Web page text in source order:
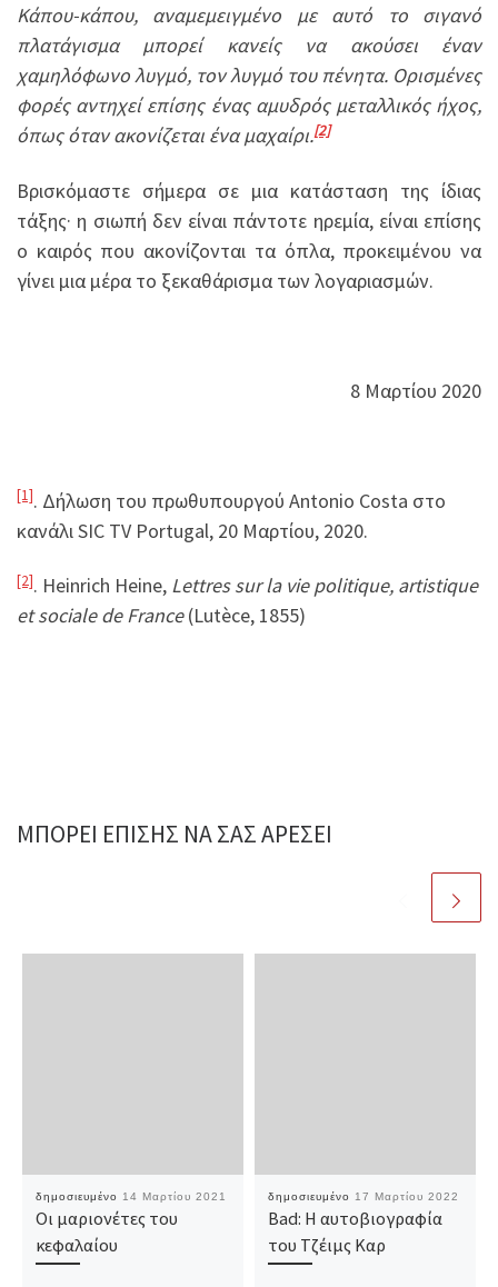
Κάπου-κάπου, αναμεμειγμένο με αυτό το σιγανό
πλατάγισμα μπορεί κανείς να ακούσει έναν
χαμηλόφωνο λυγμό, τον λυγμό του πένητα. Ορισμένες
φορές αντηχεί επίσης ένας αμυδρός μεταλλικός ήχος,
όπως όταν ακονίζεται ένα μαχαίρι.[2]
Βρισκόμαστε σήμερα σε μια κατάσταση της ίδιας
τάξης· η σιωπή δεν είναι πάντοτε ηρεμία, είναι επίσης
ο καιρός που ακονίζονται τα όπλα, προκειμένου να
γίνει μια μέρα το ξεκαθάρισμα των λογαριασμών.
8 Mαρτίου 2020
[1]. Δήλωση του πρωθυπουργού Antonio Costa στο
κανάλι SIC TV Portugal, 20 Μαρτίου, 2020.
[2]. Heinrich Heine, Lettres sur la vie politique, artistique
et sociale de France(Lutèce, 1855)
ΜΠΟΡΕΊ ΕΠΊΣΗΣ ΝΑ ΣΑΣ ΑΡΈΣΕΙ
δημοσιευμένο 14 Μαρτίου 2021
Οι μαριονέτες του
κεφαλαίου
δημοσιευμένο 17 Μαρτίου 2022
Bad: Η αυτοβιογραφία
του Τζέιμς Καρ